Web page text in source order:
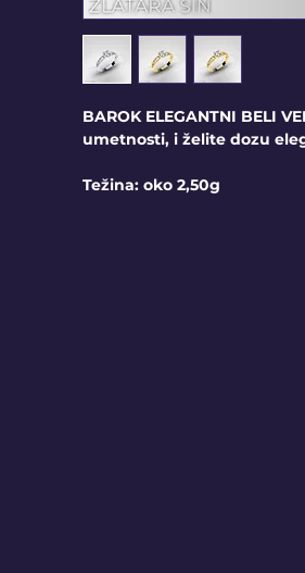
BAROK ELEGANTNI BELI
umetnosti, i želite dozu
Težina: oko 2,50g